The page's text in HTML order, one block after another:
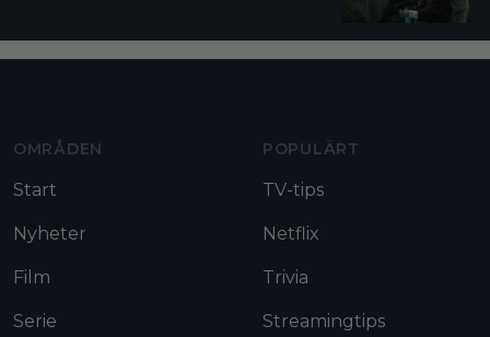
OMRÅDEN
Start
Nyheter
Film
Serie
POPULÄRT
TV-tips
Netflix
Trivia
Streamingtips